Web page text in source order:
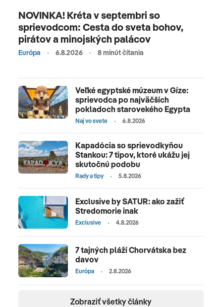
NOVINKA! Kréta v septembri so
sprievodcom: Cesta do sveta bohov,
pirátov a minojských palácov
Európa 6.8.2026 8 minút čítania
Veľké egyptské múzeum v Gíze:
sprievodca po najväčších
pokladoch starovekého Egypta
Naj vo svete 6.8.2026
Kapadócia so sprievodkyňou
Stankou: 7 tipov, ktoré ukážu jej
skutočnú podobu
Rady a tipy 5.8.2026
Exclusive by SATUR: ako zažiť
Stredomorie inak
Exclusive 4.8.2026
7 tajných pláží Chorvátska bez
davov
Európa 2.8.2026
Zobraziť všetky články